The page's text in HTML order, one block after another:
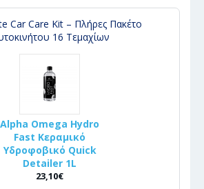
Car Care Kit – Πλήρες Πακέτο
16 Τεμαχίων
Alpha Omega Hydro
Fast Κεραμικό
Υδροφοβικό Quick
Detailer 1L
23,10€